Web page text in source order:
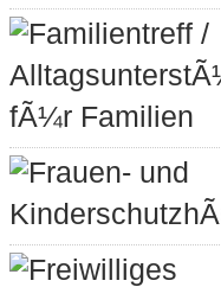
Familientreff /
fÃ¼r Familien
Frauen- und
Freiwilliges